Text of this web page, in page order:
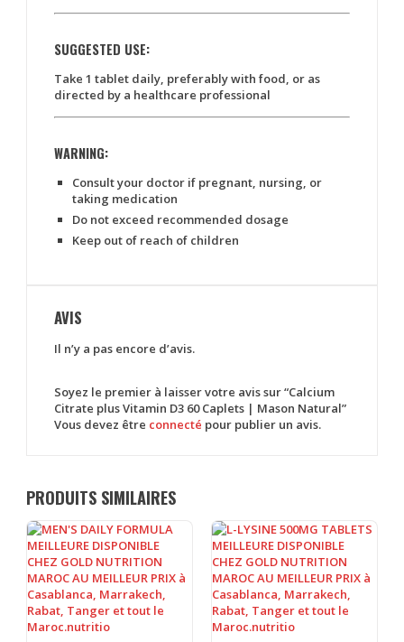
SUGGESTED USE:
Take1 tablet daily, preferably with food, or as
directed by a healthcare professional
WARNING:
Consult your doctor if pregnant, nursing, or
taking medication
Do not exceed recommended dosage
Keep out of reach of children
AVIS
Il n’y a pas encore d’avis.
Soyez le premier à laisser votre avis sur “Calcium
Citrate plus Vitamin D3 60 Caplets | Mason Natural”
Vous devez être connecté pour publier un avis.
PRODUITS SIMILAIRES